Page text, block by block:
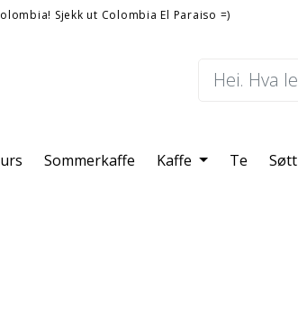
Sjekk ut Colombia El Paraiso =)
Sommerkaffe Kaffe Te Søtt